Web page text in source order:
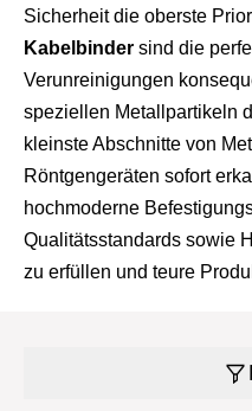
Sicherheit die oberste
Kabelbinder sind die
Verunreinigungen
speziellen Metallpartikeln
kleinste Abschnitte von
Röntgengeräten sofort
hochmoderne
Qualitätsstandards sowie
zu erfüllen und teure